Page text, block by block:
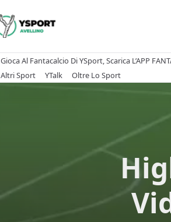
Gioca Al Fantacalcio Di YSport, Scarica L’APP
Altri Sport
YTalk Oltre Lo Sport